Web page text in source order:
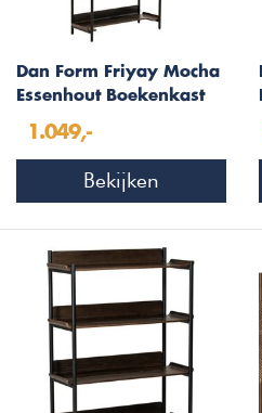
Dan Form Friyay Mocha
Essenhout Boekenkast
1.049,-
Bekijken